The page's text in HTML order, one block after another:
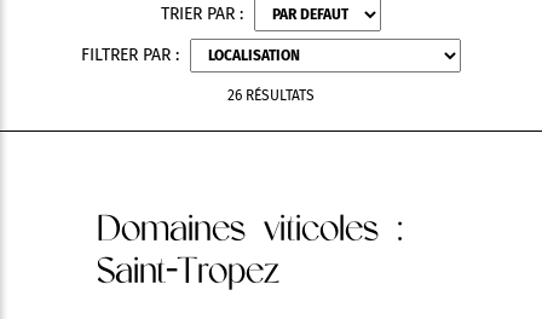
TRIER PAR :
FILTRER PAR :
26 RÉSULTATS
Domaines viticoles :
Saint-Tropez